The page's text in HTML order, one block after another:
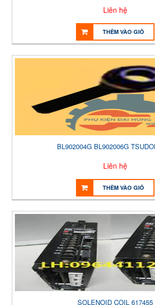
Liên hệ
THÊM VÀO GIỎ
BL902004G BL902006G
Liên hệ
THÊM VÀO GIỎ
SOLENOID COIL 617455